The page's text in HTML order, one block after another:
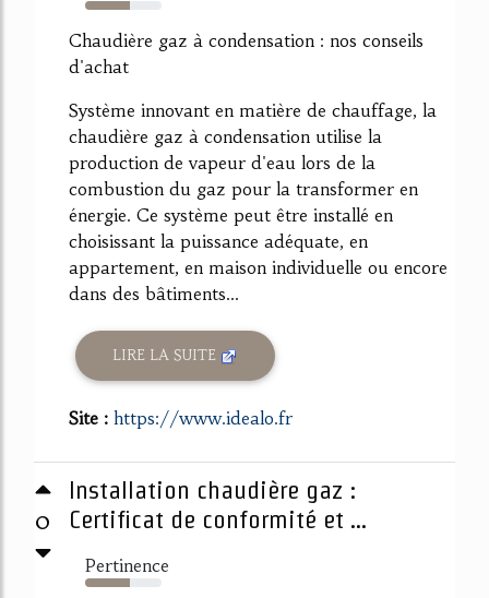
59%
Chaudière gaz à condensation : nos conseils
d'achat
Système innovant en matière de chauffage, la
chaudière gaz à condensation utilise la
production de vapeur d'eau lors de la
combustion du gaz pour la transformer en
énergie. Ce système peut être installé en
choisissant la puissance adéquate, en
appartement, en maison individuelle ou encore
dans des bâtiments...
LIRE LA SUITE
Site : https://www.idealo.fr
0
Installation chaudière gaz :
Certificat de conformité et ...
Pertinence
58%